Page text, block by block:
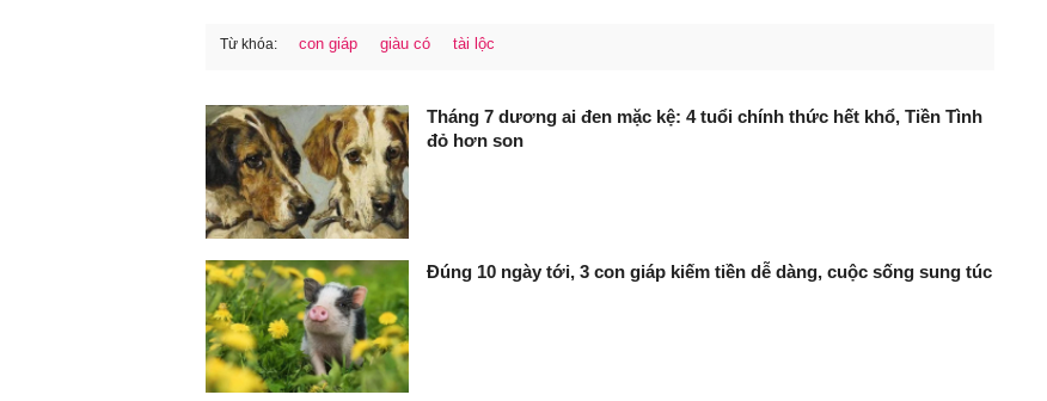
Từ khóa: con giáp giàu có tài lộc
Tháng 7 dương ai đen mặc kệ: 4 tuổi chính thức hết khổ, Tiền Tình
đỏ hơn son
Đúng 10 ngày tới, 3 con giáp kiếm tiền dễ dàng, cuộc sống sung túc